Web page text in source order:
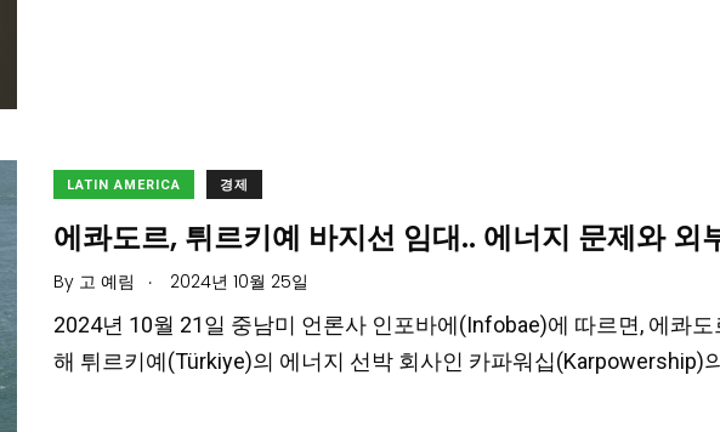
LATIN AMERICA 경제
에콰도르, 튀르키예 바지선 임대.. 에너지 문제와 외
By 고 예림 . 2024년 10월 25일
2024년 10월 21일 중남미 언론사 인포바에(Infobae)에 따르면, 에콰
해 튀르키예(Türkiye)의 에너지 선박 회사인 카파워십(Karpowership)